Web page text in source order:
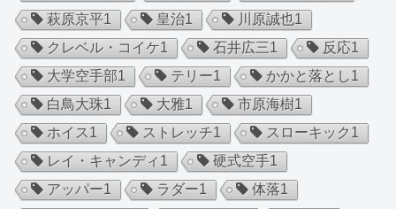
萩原京平1 皇治1 川原誠也1
クレベル・コイケ1 石井広三1 反応1
大学空手部1 テリー1 かかと落とし1
白鳥大珠1 大雅1 市原海樹1
ホイス1 ストレッチ1 スローキック1
レイ・キャンディ 1 硬式空手1
アッパー1 ラダー1 体落1